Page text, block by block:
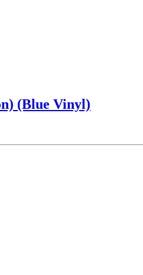
(Blue Vinyl)